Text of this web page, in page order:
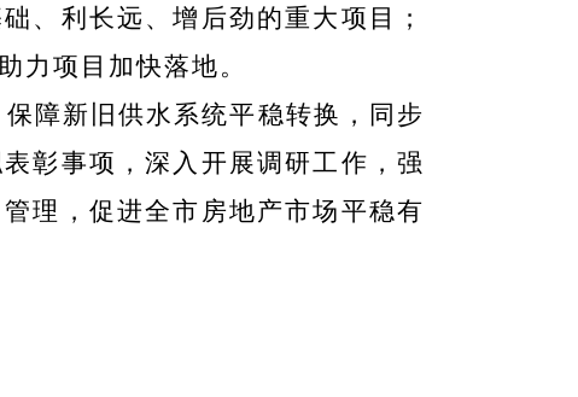
、利长远、增后劲的重大项目；
力项目加快落地。
障新旧供水系统平稳转换，同步
彰事项，深入开展调研工作，强
理，促进全市房地产市场平稳有